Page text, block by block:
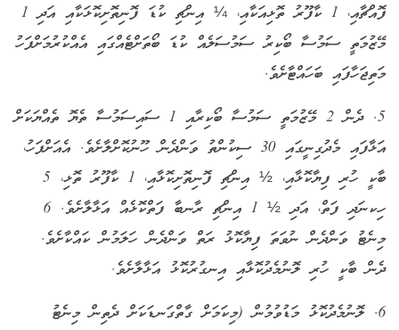
ފޮއްޗާއި، 1 ކާފޫރު ތޮޅިއަކާއި، ¼ އިންޗި ކުޑަ ފޮނިތޮށިކޮޅަކާއި އަދި 1
މޭޒުމަތީ ސަމުސާ ބޯކިރު ސަމުސަލެއް ކުޑަ ބޯތަށްޓެއްގައި އެއްކުރުމަށްފަހު
މަތިޖަހާފައި ބަހައްޓާށެވެ.
5. ދެން 2 މޭޒުމަތީ ސަމުސާ ބޯކިރާއި 1 ސައިސަމުސާ ތެޔޮ ތެއްޔަކަށް
އަޅާފައި މެދުގިނީގައި 30 ސިކުންތު ވަންދެން ހޫނުކޮށްލާށެވެ. އެއަށްފަހު،
ބާކީ ހުރި ފިޔާކޮޅާއި، ½ އިންޗި ފޮނިތޮށިކޮޅާއި، 1 ކާފޫރު ތޮޅި، 5
ހިކނަދި ފަތް، އަދި ½ 1 އިންޗި ރާނބާ ފަތްކޮޅެއް އަޅާލާށެވެ. 6
މިނެޓު ވަންދެން ނުވަތަ ފިޔާކޮޅު ރަތް ވަންދެން ހަލަމުން ކައްކާށެވެ.
ދެން ބާކީ ހުރި ލޮނުމެދުކޮޅާއި އިނގުރުކޮޅު އަޅާލާށެވެ.
6. ލޮނުމެދުކޮޅު މަޑުވުމުން (މިކަމަށް ގާތްގަނޑަކަށް ދެތިން މިނެޓު